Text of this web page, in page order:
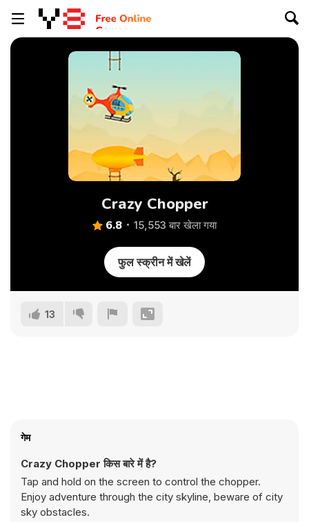
Crazy Chopper
6.8 15,553 बार खेला गया
फुल स्क्रीन में खेलें
13
गेम
Crazy Chopper किस बारे में है?
Tap and hold on the screen to control the chopper.
Enjoy adventure through the city skyline, beware of city
sky obstacles.